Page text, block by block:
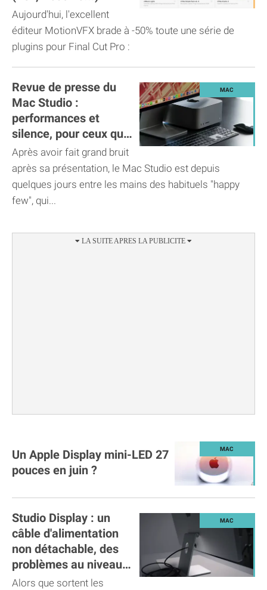
Aujourd'hui, l'excellent
éditeur MotionVFX brade à -50% toute une série de
plugins pour Final Cut Pro :
Revue de presse du
Mac Studio :
performances et
silence, pour ceux qui
en ont besoin
Après avoir fait grand bruit
après sa présentation, le Mac Studio est depuis
quelques jours entre les mains des habituels "happy
few", qui...
Un Apple Display mini-LED 27
pouces en juin ?
Studio Display : un
câble d'alimentation
non détachable, des
problèmes au niveau
de la caméra
Alors que sortent les